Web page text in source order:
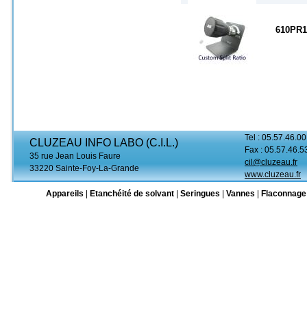
CLUZEAU INFO LABO (C.I.L.)
35 rue Jean Louis Faure
33220 Sainte-Foy-La-Grande
Tel :
Fax :
cil@cluzeau.fr
www.cluzeau.fr
Appareils
Etanchéité de solvant Seringues Vannes Flaconnage